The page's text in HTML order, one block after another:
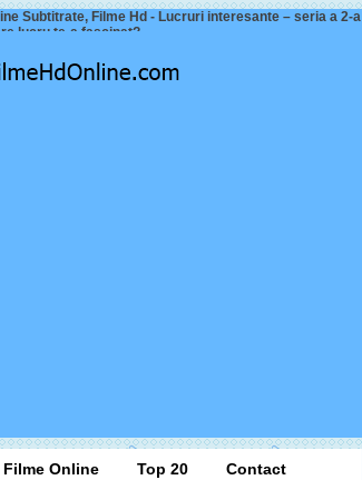
Subtitrate, Filme Hd - Lucruri interesante – seria a 2-a
lucru te-a fașcinat?
Filme Online Top 20 Contact